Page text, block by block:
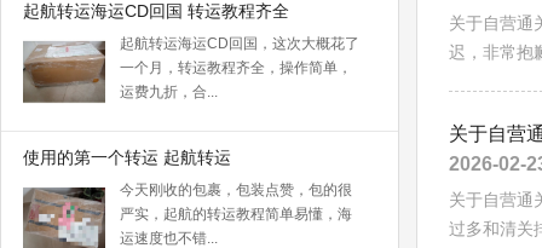
起航转运海运CD回国 转运教程齐全
起航转运海运CD回国，这次大概花了
一个月，转运教程齐全，操作简单，
运费九折，合...
使用的第一个转运 起航转运
今天刚收的包裹，包装点赞，包的很
严实，起航的转运教程简单易懂，海
运速度也不错...
关于自营通
迟，非常抱
关于自营
2026-02-
关于自营通
过多和清关